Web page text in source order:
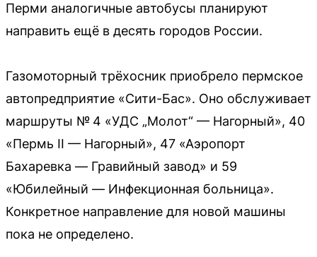
Перми аналогичные автобусы планируют
направить ещё в десять городов России.
Газомоторный трёхосник приобрело пермское
автопредприятие «Сити-Бас». Оно обслуживает
маршруты № 4 «УДС „Молот“ — Нагорный», 40
«Пермь II — Нагорный», 47 «Аэропорт
Бахаревка — Гравийный завод» и 59
«Юбилейный — Инфекционная больница».
Конкретное направление для новой машины
пока не определено.